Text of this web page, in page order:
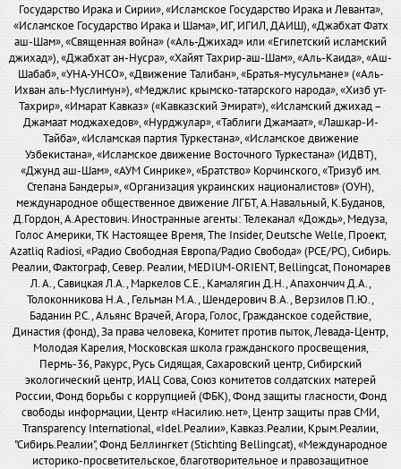
Государство Ирака и Сирии», «Исламское Государство Ирака и Леванта»,
«Исламское Государство Ирака и Шама», ИГ, ИГИЛ, ДАИШ), «Джабхат Фатх
аш-Шам», «Священная война» («Аль-Джихад» или «Египетский исламский
джихад»), «Джабхат ан-Нусра», «Хайят Тахрир-аш-Шам», «Аль-Каида», «Аш-
Шабаб», «УНА-УНСО», «Движение Талибан», «Братья-мусульмане» («Аль-
Ихван аль-Муслимун»), «Меджлис крымско-татарского народа», «Хизб ут-
Тахрир», «Имарат Кавказ» («Кавказский Эмират»), «Исламский джихад –
Джамаат моджахедов», «Нурджулар», «Таблиги Джамаат», «Лашкар-И-
Тайба», «Исламская партия Туркестана», «Исламское движение
Узбекистана», «Исламское движение Восточного Туркестана» (ИДВТ),
«Джунд аш-Шам», «АУМ Синрике», «Братство» Корчинского, «Тризуб им.
Степана Бандеры», «Организация украинских националистов» (ОУН),
международное общественное движение ЛГБТ, А.Навальный, К.Буданов,
Д.Гордон, А.Арестович. Иностранные агенты: Телеканал «Дождь», Медуза,
Голос Америки, ТК Настоящее Время, The Insider, Deutsche Welle, Проект,
Azatliq Radiosi, «Радио Свободная Европа/Радио Свобода» (PCE/PC), Сибирь.
Реалии, Фактограф, Север. Реалии, MEDIUM-ORIENT, Bellingcat, Пономарев
Л. А., Савицкая Л.А., Маркелов С.Е., Камалягин Д.Н., Апахончич Д.А.,
Толоконникова Н.А., Гельман М.А., Шендерович В.А., Верзилов П.Ю.,
Баданин Р.С., Альянс Врачей, Агора, Голос, Гражданское содействие,
Династия (фонд), За права человека, Комитет против пыток, Левада-Центр,
Молодая Карелия, Московская школа гражданского просвещения,
Пермь-36, Ракурс, Русь Сидящая, Сахаровский центр, Сибирский
экологический центр, ИАЦ Сова, Союз комитетов солдатских матерей
России, Фонд борьбы с коррупцией (ФБК), Фонд защиты гласности, Фонд
свободы информации, Центр «Насилию.нет», Центр защиты прав СМИ,
Transparency International, «Idel.Реалии», Кавказ.Реалии, Крым.Реалии,
"Сибирь.Реалии", Фонд Беллингкет (Stichting Bellingcat), «Международное
историко-просветительское, благотворительное и правозащитное